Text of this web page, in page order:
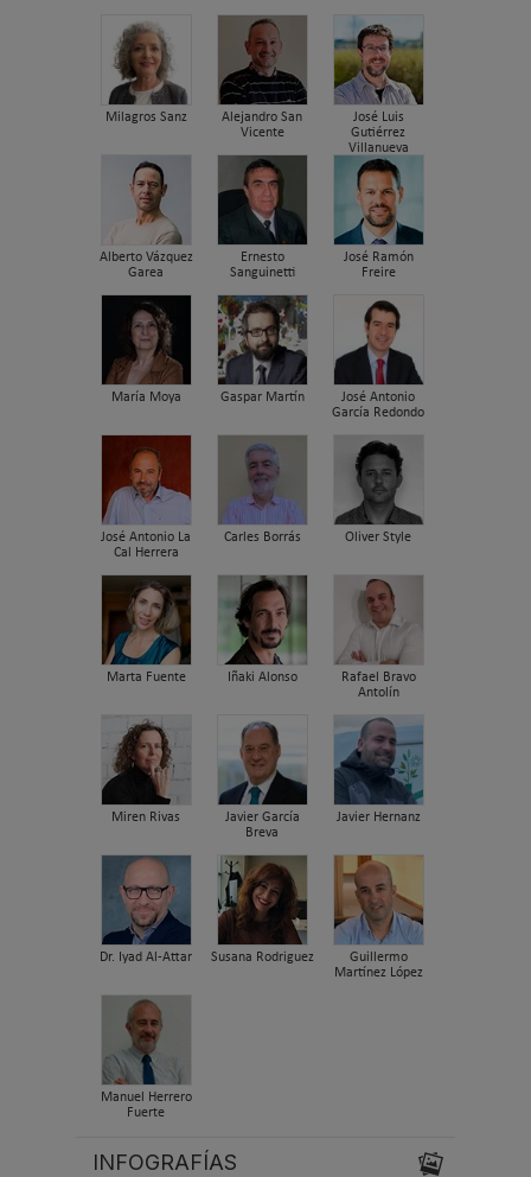
Milagros Sanz
Alejandro San
Vicente
José Luis
Gutiérrez
Villanueva
Alberto Vázquez
Garea
Ernesto
Sanguinetti
José Ramón
Freire
María Moya Gaspar Martín
José Antonio
García Redondo
José Antonio La
Cal Herrera
Carles Borrás Oliver Style
Marta Fuente Iñaki Alonso
Rafael Bravo
Antolín
Miren Rivas
Javier García
Breva
Javier Hernanz
Dr. Iyad Al-Attar Susana Rodriguez
Guillermo
Martínez López
Manuel Herrero
Fuerte
INFOGRAFÍAS